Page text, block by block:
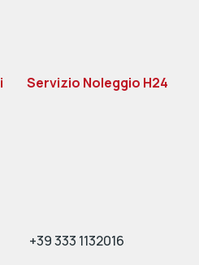
Servizio Noleggio H24
+39 333 1132016